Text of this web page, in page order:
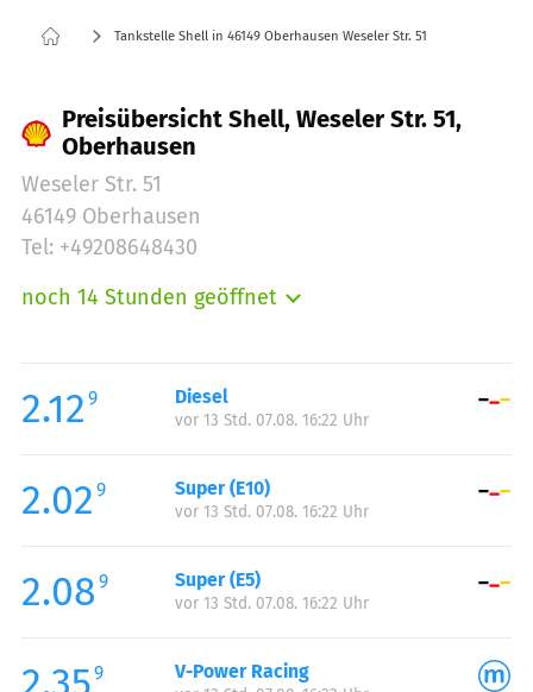
Tankstelle Shell in 46149 Oberhausen Weseler Str. 51
Preisübersicht Shell, Weseler Str. 51,
Oberhausen
Weseler Str. 51
46149 Oberhausen
Tel: +49208648430
noch 14 Stunden geöffnet
Mittwoch:
06:00-22:00
Donnerstag:
Samstag:
06:00-22:00
Sonntag:
2.12 9 Diesel
vor 13 Std. 07.08. 16:22 Uhr
2.02 9 Super (E10)
vor 13 Std. 07.08. 16:22 Uhr
2.08 9 Super (E5)
vor 13 Std. 07.08. 16:22 Uhr
9 V-Power Racing